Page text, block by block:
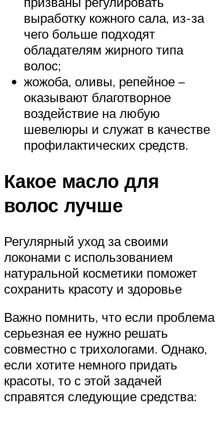
выработку кожного сала, из-за
чего больше подходят
обладателям жирного типа
волос;
жожоба, оливы, репейное –
оказывают благотворное
воздействие на любую
шевелюры и служат в качестве
профилактических средств.
Какое масло для
волос лучше
Регулярный уход за своими
локонами с использованием
натуральной косметики поможет
сохранить красоту и здоровье
Важно помнить, что если проблема
серьезная ее нужно решать
совместно с трихологами. Однако,
если хотите немного придать
красоты, то с этой задачей
справятся следующие средства: